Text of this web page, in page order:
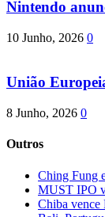
Nintendo
10 Junho, 2026 0
União
8 Junho, 2026 0
Outros
Ching Fung
MUST IPO
Chiba vence